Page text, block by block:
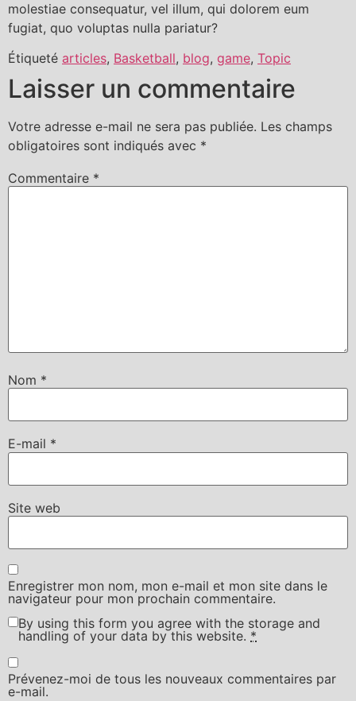
molestiae consequatur, vel illum, qui dolorem eum
fugiat, quo voluptas nulla pariatur?
Étiqueté articles, Basketball, blog, game, Topic
Laisser un commentaire
Votre adresse e-mail ne sera pas publiée. Les champs
obligatoires sont indiqués avec *
Commentaire *
Nom *
E-mail *
Site web
Enregistrer mon nom, mon e-mail et mon site dans le
navigateur pour mon prochain commentaire.
By using this form you agree with the storage and
handling of your data by this website. *
Prévenez-moi de tous les nouveaux commentaires par
e-mail.